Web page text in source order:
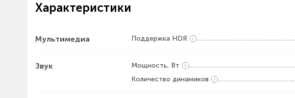
Характеристики
Мультимедиа Поддержка HDR
Звук Мощность, Вт
Количество динамиков